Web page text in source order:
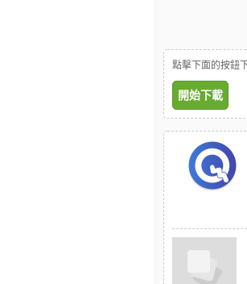
點擊下面的按鈕
開始下載